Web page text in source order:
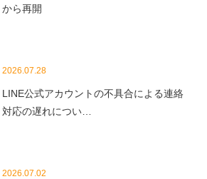
から再開
2026.07.28
LINE公式アカウントの不具合による連絡
対応の遅れについ…
2026.07.02